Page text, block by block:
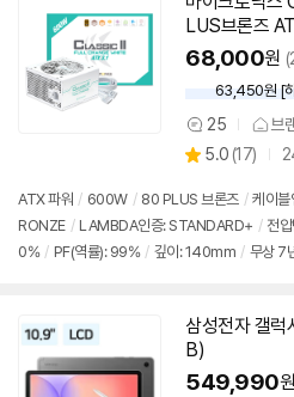
LUS브론즈
68,000원
63,450원 [하
상
품
견
25 브
별
점
5.0 (상
리
뷰
17)
ATX 파워 / 600W / 80 PLUS 브론즈 / 케이블
RONZE / LAMBDA인증: STANDARD+ / 전
0% / PF(역률): 99% / 깊이: 140mm / 무상 7
삼성전자 갤
B)
549,990원